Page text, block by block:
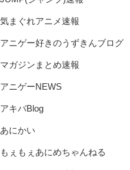
気まぐれアニメ速報
アニゲー好きのうずきんブログ
マガジンまとめ速報
アニゲーNEWS
アキバBlog
あにかい
もぇもぇあにめちゃんねる